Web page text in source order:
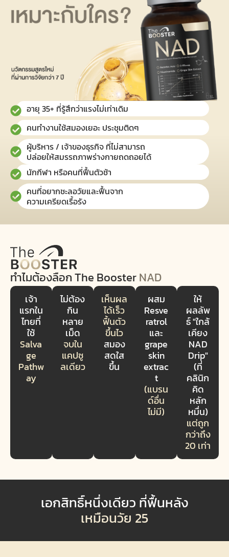
อายุ 35+ ที่รู้สึกว่าแรงไม่เท่าเดิม
คนทำงานใช้สมองเยอะ ประชุมติดๆ
ผู้บริหาร / เจ้าของธุรกิจ ที่ไม่สามารถ
ปล่อยให้สมรรถภาพร่างกายถดถอยได้
นักกีฬา หรือคนที่ฟื้นตัวช้า
คนที่อยากชะลอวัยและฟื้นจาก
ความเครียดเรื้อรัง
ทำไมต้องลือกThe BoosterNAD
เจ้า
แรกใน
ไทยที่
ใช้
Salva
ge
Pathw
ay
ไม่ต้อง
กิน
หลาย
เม็ด
จบใน
แคปซู
ลเดียว
เห็นผล
ได้เร็ว
ฟื้นตัว
ขึ้นไว
สมอง
สดใส
ขึ้น
ผสม
Resve
ratrol
และ
grape
skin
extrac
t
(แบรน
ด์อื่น
ไม่มี)
ให้
ผลลัพ
ธ์ "ใกล้
เคียง
NAD
Drip"
(ที่
คลินิก
คิด
หลัก
หมื่น)
แต่ถูก
กว่าถึง
20 เท่า
เอกสิทธิ์หนึ่งเดียว ที่ฟื้นหลัง
เหมือนวัย 25